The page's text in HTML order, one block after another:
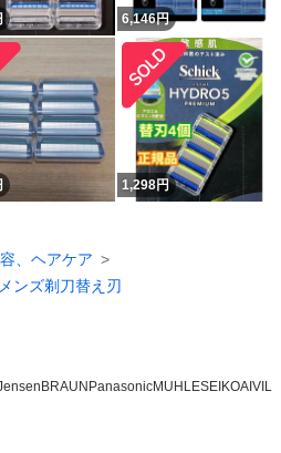
6,146円
1,298円
、ヘアケア
メンズ剃刀替え刃
BRAUN PanasonicMUHLESEIKOAIVIL